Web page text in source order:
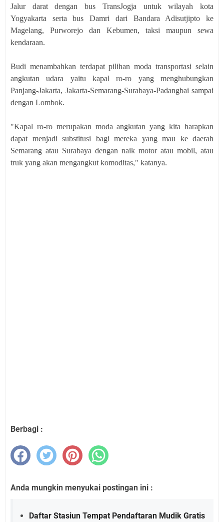
Jalur darat dengan bus TransJogja untuk wilayah kota
Yogyakarta serta bus Damri dari Bandara Adisutjipto ke
Magelang, Purworejo dan Kebumen, taksi maupun sewa
kendaraan.
Budi menambahkan terdapat pilihan moda transportasi selain
angkutan udara yaitu kapal ro-ro yang menghubungkan
Panjang-Jakarta, Jakarta-Semarang-Surabaya-Padangbai sampai
dengan Lombok.
"Kapal ro-ro merupakan moda angkutan yang kita harapkan
dapat menjadi substitusi bagi mereka yang mau ke daerah
Semarang atau Surabaya dengan naik motor atau mobil, atau
truk yang akan mengangkut komoditas," katanya.
Berbagi :
Anda mungkin menyukai postingan ini :
Daftar Stasiun Tempat Pendaftaran Mudik Gratis